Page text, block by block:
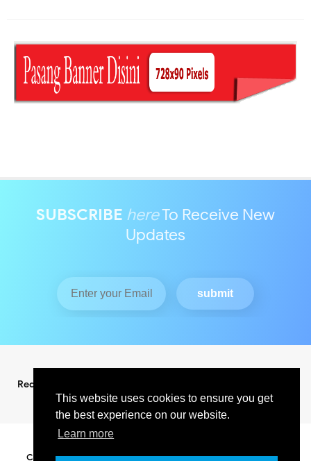
This website uses cookies to ensure you get
the best experience on our website.
Learn more
SUBSCRIBE hereTo Receive New
Updates
Redaksi
Copyright ©2026KABAR INDO RAYA NEWSAll Right Reserved